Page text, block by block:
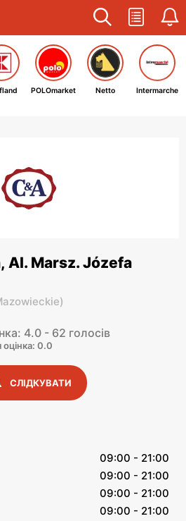
POLOmarket Netto Intermarche
Al. Marsz. Józefa
)
4.0 - 62 голосів
оцінка: 0.0
СЛІДКУВАТИ
09:00 - 21:00
09:00 - 21:00
09:00 - 21:00
09:00 - 21:00